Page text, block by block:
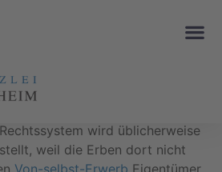
wird üblicherweise
weil die Erben dort nicht
Von-selbst-Erwerb Eigentümer